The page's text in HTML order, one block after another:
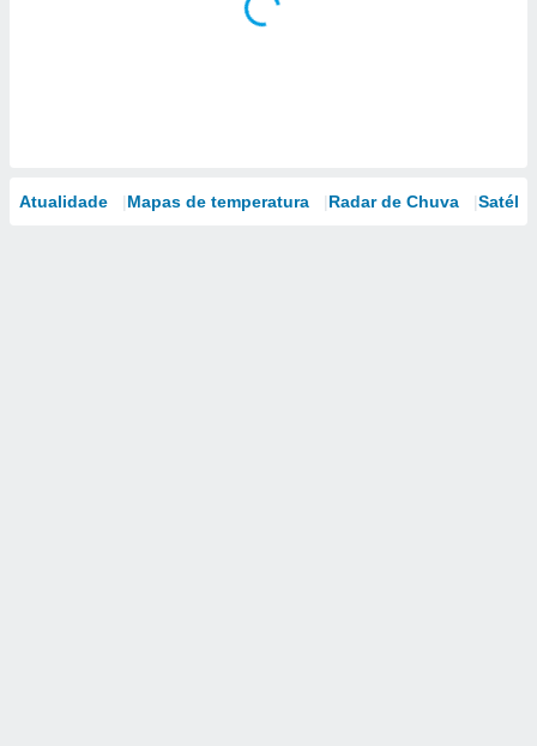
Atualidade Mapas de temperatura Radar de Chuva